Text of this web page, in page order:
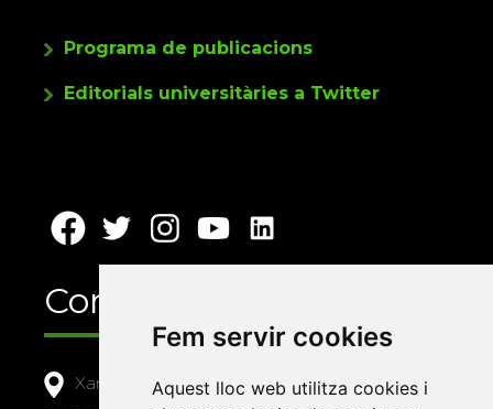
Fem servir cookies
Aquest lloc web utilitza cookies i
Programa de publicacions
Editorials universitàries a Twitter
Contacte
Xarxa Vives d'Universitats